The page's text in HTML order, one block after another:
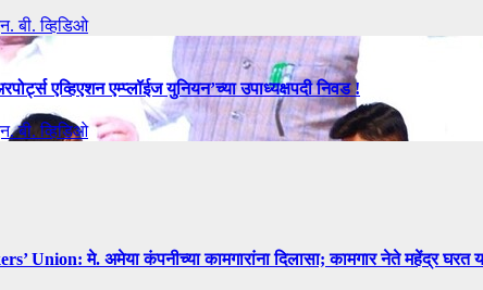
बी. व्हिडिओ
एव्हिएशन एम्प्लॉईज युनियन’च्या उपाध्यक्षपदी निवड !
बी. व्हिडिओ
मे. अमेया कंपनीच्या कामगारांना दिलासा; कामगार नेते महेंद्र घरत